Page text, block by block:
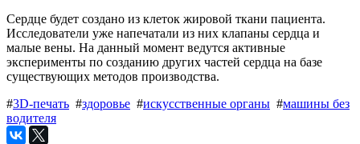
Сердце будет создано из клеток жировой ткани пациента.
Исследователи уже напечатали из них клапаны сердца и
малые вены. На данный момент ведутся активные
эксперименты по созданию других частей сердца на базе
существующих методов производства.
#3D-печать #здоровье #искусственные органы #машины без
водителя